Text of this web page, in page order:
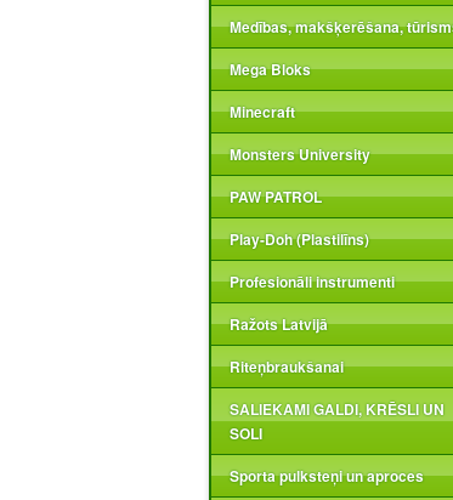
Medības, makšķerēšana,
Mega Bloks
Minecraft
Monsters University
PAW PATROL
Play-Doh (Plastilīns)
Profesionāli instrumenti
Ražots Latvijā
Riteņbraukšanai
SALIEKAMI GALDI, KRĒSLI UN
SOLI
Sporta pulksteņi un aproces